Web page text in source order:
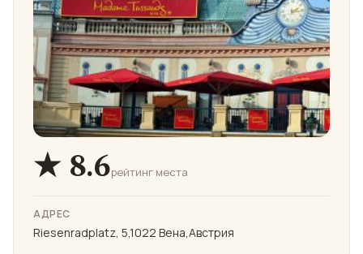
★ 8.6рейтинг места
АДРЕС
Riesenradplatz, 5,1022 Вена,Австрия